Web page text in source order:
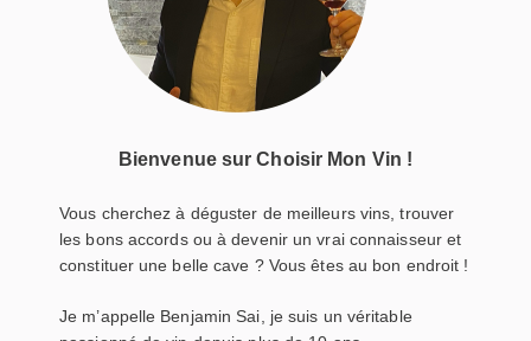
Bienvenue sur Choisir Mon Vin !
Vous cherchez à déguster de meilleurs vins, trouver
les bons accords ou à devenir un vrai connaisseur et
constituer une belle cave ? Vous êtes au bon endroit !
Je m’appelle Benjamin Sai, je suis un véritable